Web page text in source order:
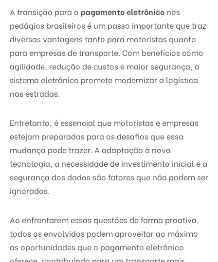
A transição para o pagamento eletrônico nos
pedágios brasileiros é um passo importante que traz
diversas vantagens tanto para motoristas quanto
para empresas de transporte. Com benefícios como
agilidade, redução de custos e maior segurança, o
sistema eletrônico promete modernizar a logística
nas estradas.
Entretanto, é essencial que motoristas e empresas
estejam preparados para os desafios que essa
mudança pode trazer. A adaptação à nova
tecnologia, a necessidade de investimento inicial e a
segurança dos dados são fatores que não podem ser
ignorados.
Ao enfrentarem essas questões de forma proativa,
todos os envolvidos podem aproveitar ao máximo
as oportunidades que o pagamento eletrônico